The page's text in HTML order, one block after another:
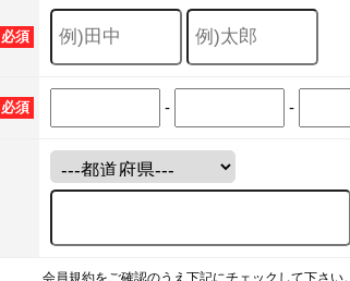
必須
必須 - -
会員規約をご確認のうえ下記にチェックして下さい。